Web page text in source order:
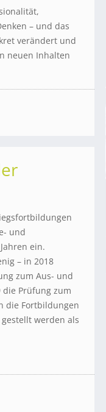
– und das
verändert und
neuen Inhalten
und
ein.
– in 2018
zum Aus- und
Prüfung zum
die Fortbildungen
werden als